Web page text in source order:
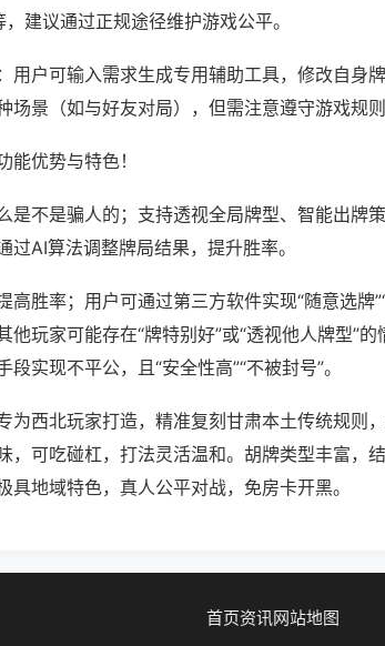
建议通过正规途径维护游戏公平。
用户可输入需求生成专用辅助工具，修改自身
场景（如与好友对局），但需注意遵守游戏规则
能优势与特色！
是不是骗人的；支持透视全局牌型、智能出牌
过AI算法调整牌局结果，提升胜率。
高胜率；用户可通过第三方软件实现“随意选牌
他玩家可能存在“牌特别好”或“透视他人牌型”
段实现不平公，且“安全性高”“不被封号”。
为西北玩家打造，精准复刻甘肃本土传统规则
，可吃碰杠，打法灵活温和。胡牌类型丰富，
具地域特色，真人公平对战，免房卡开黑。
首页资讯网站地图